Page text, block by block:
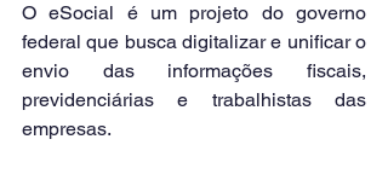
O eSocial é um projeto do governo
federal que busca digitalizar e unificar o
envio das informações fiscais,
previdenciárias e trabalhistas das
empresas.